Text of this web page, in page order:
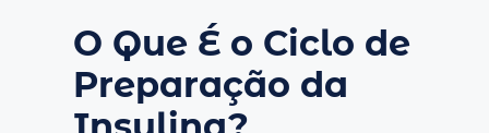
O Que É o Ciclo de
Preparação da